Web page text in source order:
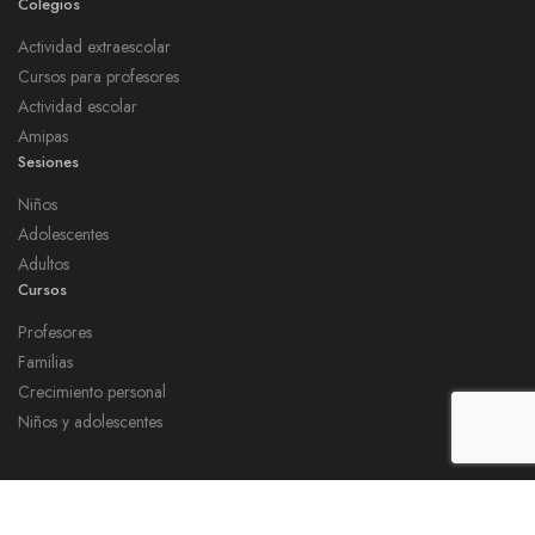
Actividad extraescolar
Cursos para profesores
Actividad escolar
Amipas
Sesiones
Niños
Adolescentes
Adultos
Cursos
Profesores
Familias
Crecimiento personal
Niños y adolescentes